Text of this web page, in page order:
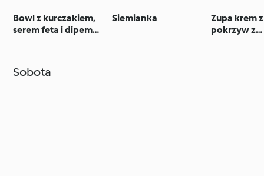
Bowl z kurczakiem,
serem feta i dipem
Siemianka
Zupa krem
pokrzyw z
Sobota